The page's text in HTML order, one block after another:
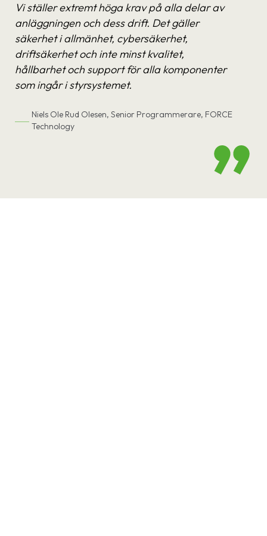
Vi ställer extremt höga krav på alla delar av
anläggningen och dess drift. Det gäller
säkerhet i allmänhet, cybersäkerhet,
driftsäkerhet och inte minst kvalitet,
hållbarhet och support för alla komponenter
som ingår i styrsystemet.
Niels Ole Rud Olesen, Senior Programmerare, FORCE
Technology